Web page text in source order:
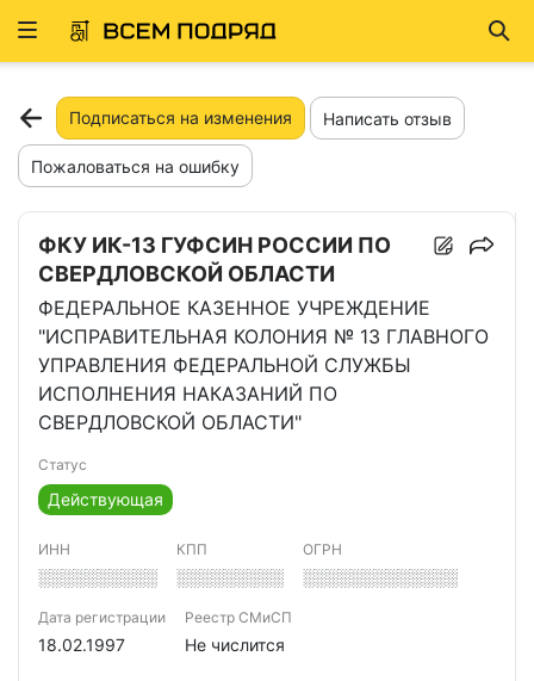
Развернуть
Подписаться на изменения Написать отзыв
Пожаловаться на ошибку
ФКУ ИК-13 ГУФСИН РОССИИ ПО
СВЕРДЛОВСКОЙ ОБЛАСТИ
ФЕДЕРАЛЬНОЕ КАЗЕННОЕ УЧРЕЖДЕНИЕ
"ИСПРАВИТЕЛЬНАЯ КОЛОНИЯ № 13 ГЛАВНОГО
УПРАВЛЕНИЯ ФЕДЕРАЛЬНОЙ СЛУЖБЫ
ИСПОЛНЕНИЯ НАКАЗАНИЙ ПО
СВЕРДЛОВСКОЙ ОБЛАСТИ"
Статус
Действующая
ИНН
░░░░░░░░░░
КПП
░░░░░░░░░
ОГРН
░░░░░░░░░░░░░
Дата регистрации
18.02.1997
Реестр СМиСП
Не числится